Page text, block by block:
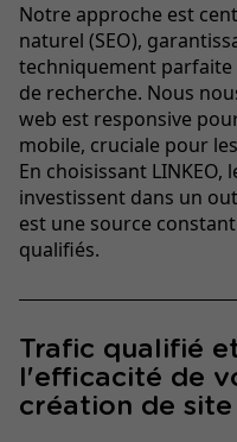
Notre approche est
naturel (SEO),
techniquement
de recherche. Nous
web est responsive
mobile, cruciale pour
En choisissant LINKEO,
investissent dans un
est une source
qualifiés.
Trafic qualifié
l'efficacité de
création de site